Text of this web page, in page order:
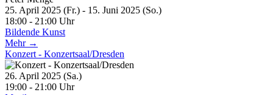
25. April 2025 (Fr.) - 15. Juni 2025 (So.)
18:00 - 21:00 Uhr
Bildende Kunst
Mehr →
Konzert - Konzertsaal/Dresden
26. April 2025 (Sa.)
19:00 - 21:00 Uhr